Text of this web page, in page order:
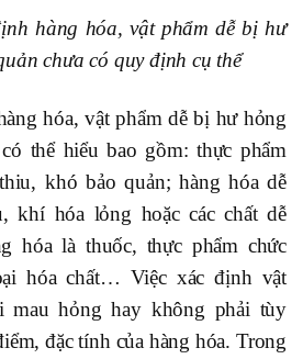
hàng hóa, vật phẩm dễ bị hư
chưa có quy định cụ thể
hóa, vật phẩm dễ bị hư hỏng
thể hiểu bao gồm: thực phẩm
khó bảo quản; hàng hóa dễ
khí hóa lỏng hoặc các chất dễ
hóa là thuốc, thực phẩm chức
hóa chất… Việc xác định vật
mau hỏng hay không phải tùy
đặc tính của hàng hóa. Trong